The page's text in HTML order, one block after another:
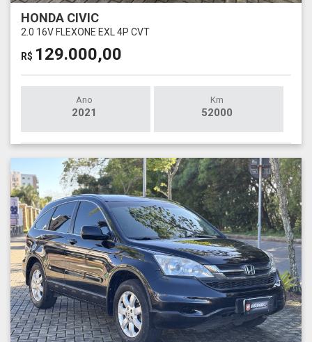
HONDA CIVIC
2.0 16V FLEXONE EXL 4P CVT
R$ 129.000,00
Ano
2021
Km
52000